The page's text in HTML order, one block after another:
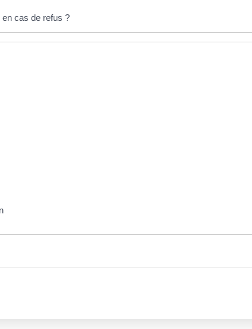
en cas de refus ?